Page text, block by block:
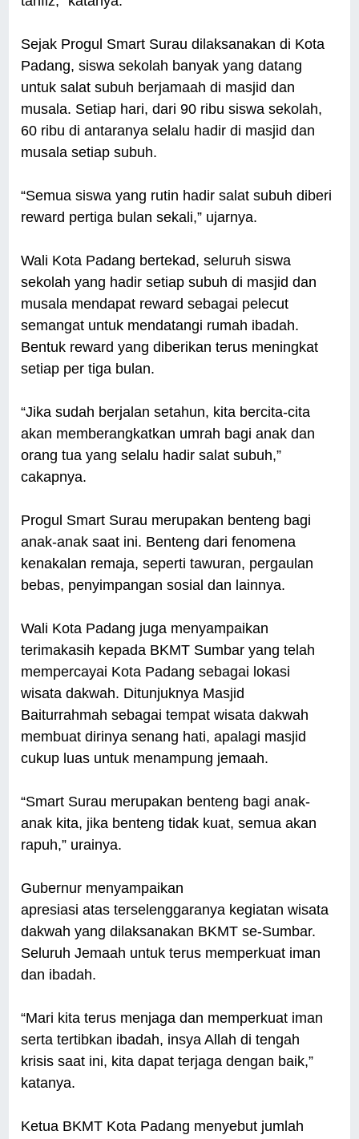
Sejak Progul Smart Surau dilaksanakan di Kota
Padang, siswa sekolah banyak yang datang
untuk salat subuh berjamaah di masjid dan
musala. Setiap hari, dari 90 ribu siswa sekolah,
60 ribu di antaranya selalu hadir di masjid dan
musala setiap subuh.
“Semua siswa yang rutin hadir salat subuh diberi
reward pertiga bulan sekali,” ujarnya.
Wali Kota Padang bertekad, seluruh siswa
sekolah yang hadir setiap subuh di masjid dan
musala mendapat reward sebagai pelecut
semangat untuk mendatangi rumah ibadah.
Bentuk reward yang diberikan terus meningkat
setiap per tiga bulan.
“Jika sudah berjalan setahun, kita bercita-cita
akan memberangkatkan umrah bagi anak dan
orang tua yang selalu hadir salat subuh,”
cakapnya.
Progul Smart Surau merupakan benteng bagi
anak-anak saat ini. Benteng dari fenomena
kenakalan remaja, seperti tawuran, pergaulan
bebas, penyimpangan sosial dan lainnya.
Wali Kota Padang juga menyampaikan
terimakasih kepada BKMT Sumbar yang telah
mempercayai Kota Padang sebagai lokasi
wisata dakwah. Ditunjuknya Masjid
Baiturrahmah sebagai tempat wisata dakwah
membuat dirinya senang hati, apalagi masjid
cukup luas untuk menampung jemaah.
“Smart Surau merupakan benteng bagi anak-
anak kita, jika benteng tidak kuat, semua akan
rapuh,” urainya.
Gubernur menyampaikan
apresiasi atas terselenggaranya kegiatan wisata
dakwah yang dilaksanakan BKMT se-Sumbar.
Seluruh Jemaah untuk terus memperkuat iman
dan ibadah.
“Mari kita terus menjaga dan memperkuat iman
serta tertibkan ibadah, insya Allah di tengah
krisis saat ini, kita dapat terjaga dengan baik,”
katanya.
Ketua BKMT Kota Padang menyebut jumlah